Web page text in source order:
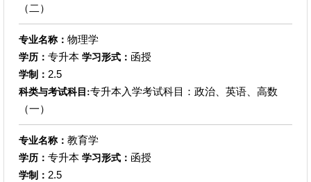
（二）
专业名称： 物理学
学历： 专升本 学习形式： 函授
学制： 2.5
科类与考试科目:专升本入学考试科目：政治、英语、高数
（一）
专业名称： 教育学
学历： 专升本 学习形式： 函授
学制： 2.5